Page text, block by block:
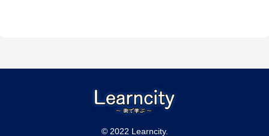
© 2022 Learncity.